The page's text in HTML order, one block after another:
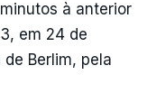
à anterior
em 24 de
Berlim, pela